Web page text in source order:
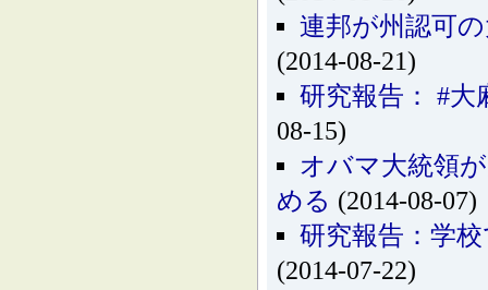
連邦が州認可
(2014-08-21)
研究報告： #
08-15)
オバマ大統領
める (2014-08-07)
研究報告：学
(2014-07-22)